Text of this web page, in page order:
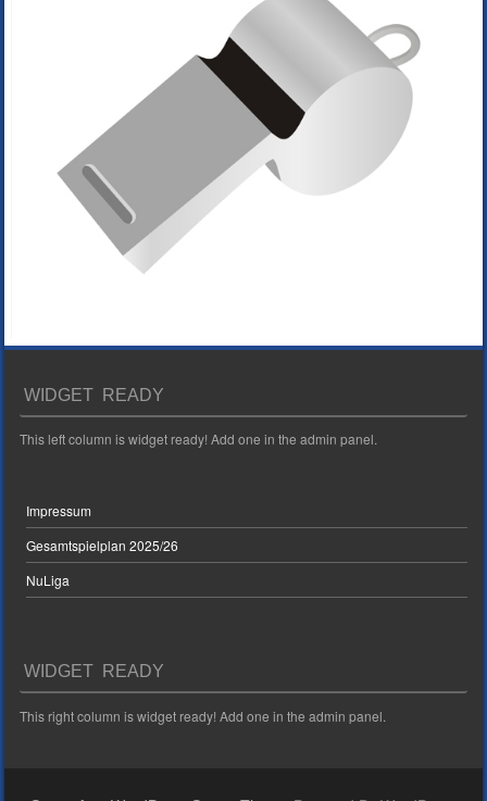
WIDGET READY
This left column is widget ready! Add one in the admin panel.
Impressum
Gesamtspielplan 2025/26
NuLiga
WIDGET READY
This right column is widget ready! Add one in the admin panel.